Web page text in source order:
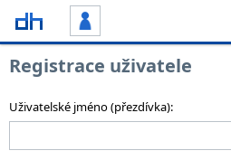
Registrace uživatele
Uživatelské jméno (přezdívka):